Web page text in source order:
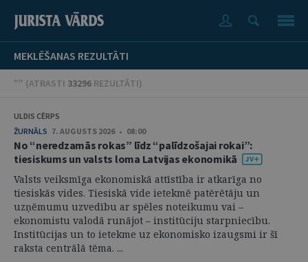
MEKLĒŠANAS REZULTĀTI
"" (ATRASTI 33296 REZULTĀTI)
ULDIS CĒRPS
ŽURNĀLS 7. AUGUSTS 2026 • 08:00
No “neredzamās rokas” līdz “palīdzošajai rokai”:
tiesiskums un valsts loma Latvijas ekonomikā
Valsts veiksmīga ekonomiskā attīstība ir atkarīga no
tiesiskās vides. Tiesiskā vide ietekmē patērētāju un
uzņēmumu uzvedību ar spēles noteikumu vai –
ekonomistu valodā runājot – institūciju starpniecību.
Institūcijas un to ietekme uz ekonomisko izaugsmi ir šī
raksta centrālā tēma. ...